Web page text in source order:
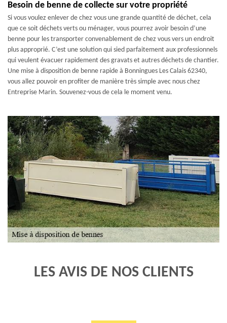
Besoin de benne de collecte sur votre propriété
Si vous voulez enlever de chez vous une grande quantité de déchet, cela
que ce soit déchets verts ou ménager, vous pourrez avoir besoin d’une
benne pour les transporter convenablement de chez vous vers un endroit
plus approprié. C’est une solution qui sied parfaitement aux professionnels
qui veulent évacuer rapidement des gravats et autres déchets de chantier.
Une mise à disposition de benne rapide à Bonningues Les Calais 62340,
vous allez pouvoir en profiter de manière très simple avec nous chez
Entreprise Marin. Souvenez-vous de cela le moment venu.
LES AVIS DE NOS CLIENTS